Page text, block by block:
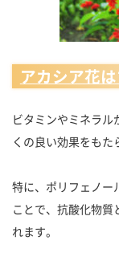
アカシア花
ビタミンやミネラ
くの良い効果をもた
特に、ポリフェノー
ことで、抗酸化物質
れます。